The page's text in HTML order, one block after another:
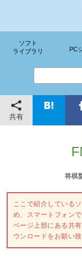
ソフト
ライブラリ
PC
共有
将棋
ここで紹介している
め、スマートフォン
ページ上部にある共
ウンロードをお願い致